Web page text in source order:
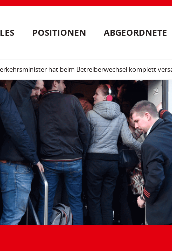
POSITIONEN ABGEORDNETE
hat beim Betreiberwechsel komplett